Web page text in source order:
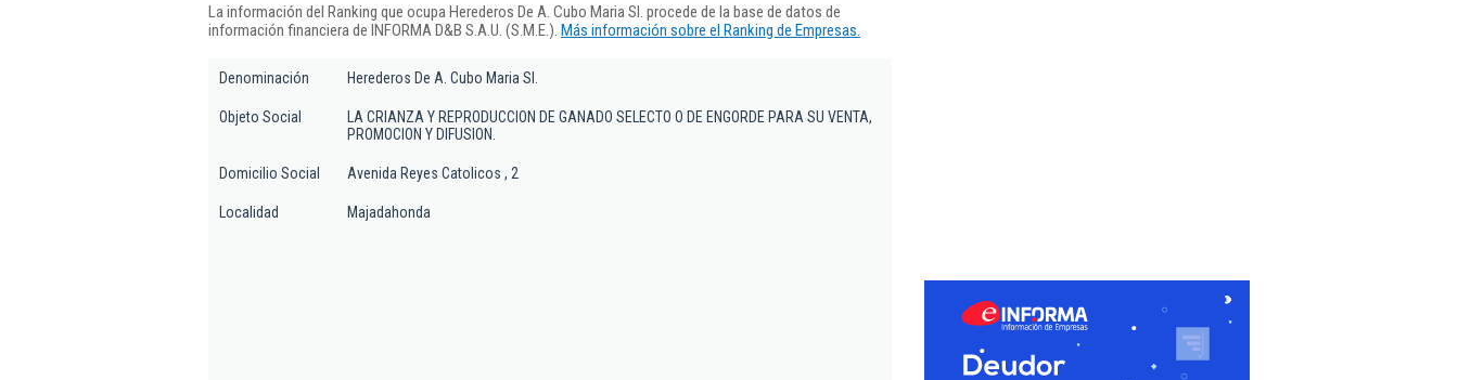
La información del Ranking que ocupa Herederos De A. Cubo Maria Sl. procede de la base de datos de
información financiera de INFORMA D&B S.A.U. (S.M.E.). Más información sobre el Ranking de Empresas.
Denominación Herederos De A. Cubo Maria Sl.
Objeto Social
LA CRIANZA Y REPRODUCCION DE GANADO SELECTO O DE ENGORDE PARA SU VENTA,
PROMOCION Y DIFUSION.
Domicilio Social Avenida Reyes Catolicos , 2
Localidad Majadahonda